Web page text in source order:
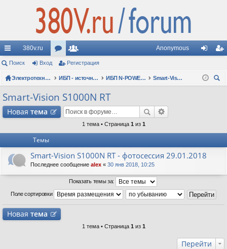
с
ы
лк
380v.ru
ор
ум
ол
ьз
ов
ат
Anonymous
д ис
Поиск Вход Регистрация
Электротехнические форумы ИБП - источники бесперебойного питания ИБП N-POWER: новые модели (презентации, фотосессии, обзоры)
Smart-Vision S1000N RT
Smart-Vision S1000N RT
Новая тема
1 тема • Страница 1 из 1
Темы
Smart-Vision S1000N RT - фотосессия 29.01.2018
Последнее сообщение alex « 30 янв 2018, 10:25
Показать темы за:
Поле сортировки
Новая тема
1 тема • Страница 1 из 1
Перейти